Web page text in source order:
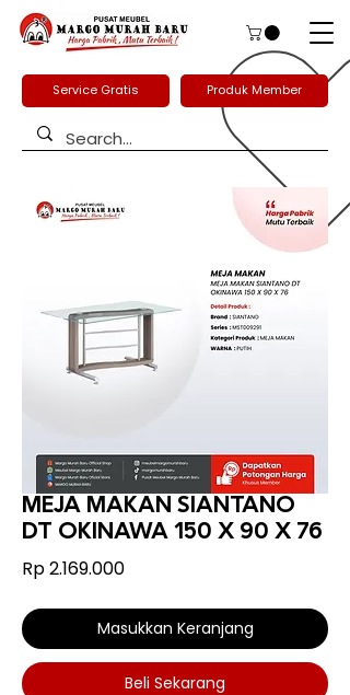
Service Gratis Produk Member
MEJA MAKAN SIANTANO
DT OKINAWA 150 X 90 X 76
Rp 2.169.000Harga
Masukkan Keranjang
Beli Sekarang